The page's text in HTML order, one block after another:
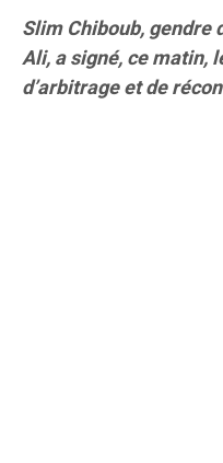
Slim Chiboub, gendre
Ali, a signé, ce matin,
d’arbitrage et de